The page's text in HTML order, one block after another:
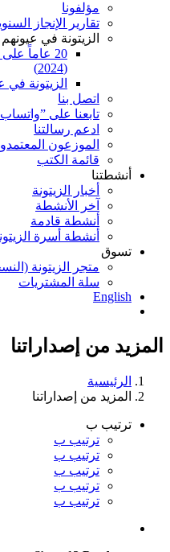
مؤلفونا
تقارير الإنجاز
الزيتونة في عيونهم
20 عاماً
(2024)
الزيتونة في
اتصل بنا
تابعنا على
ادعم رسالتنا
الموزعون
قائمة الكتب
أنشطتنا
أخبار الزيتونة
آخر الأنشطة
أنشطة قادمة
أنشطة أسرة
تسوق
متجر الزيتونة
سلة المشتريات
English
المزيد من إصداراتنا
الرئيسية
المزيد من إصداراتنا
ترتيب ب
ترتيب ب
ترتيب ب
ترتيب ب
ترتيب ب
ترتيب ب